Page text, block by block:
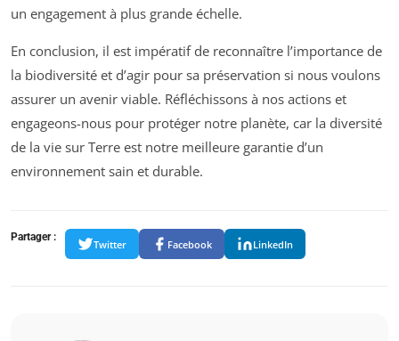
un engagement à plus grande échelle.
En conclusion, il est impératif de reconnaître l’importance de
la biodiversité et d’agir pour sa préservation si nous voulons
assurer un avenir viable. Réfléchissons à nos actions et
engageons-nous pour protéger notre planète, car la diversité
de la vie sur Terre est notre meilleure garantie d’un
environnement sain et durable.
Partager :
Twitter Facebook LinkedIn